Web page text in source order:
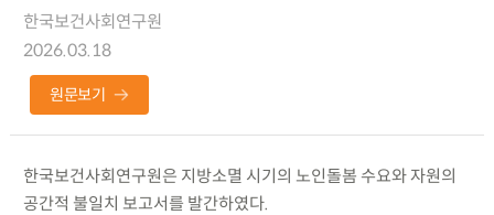
한국보건사회연구원
2026.03.18
원문보기
한국보건사회연구원은 지방소멸 시기의 노인돌봄 수요와 자원의
공간적 불일치 보고서를 발간하였다.